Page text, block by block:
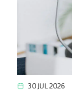
30 JUL 2026